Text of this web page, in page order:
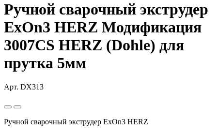
Ручной сварочный экструдер
ExOn3 HERZ Модификация
3007CS HERZ (Dohle) для
прутка 5мм
Арт. DX313
Ручной сварочный экструдер ExOn3 HERZ